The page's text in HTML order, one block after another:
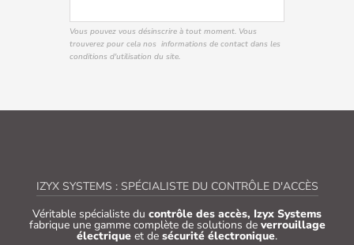
Vous pouvez vous désinscrire à tout moment. Vous
trouverez pour cela nos informations de contact dans les
conditions d'utilisation du site.
IZYX SYSTEMS : SPÉCIALISTE DU CONTRÔLE D'ACCÈS
Véritable spécialiste du contrôle des accès, Izyx Systems
fabrique une gamme complète de solutions de verrouillage
électrique et de sécurité électronique.